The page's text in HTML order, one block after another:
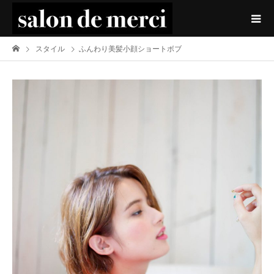
スタイル ふんわり美髪小顔ショートボブ